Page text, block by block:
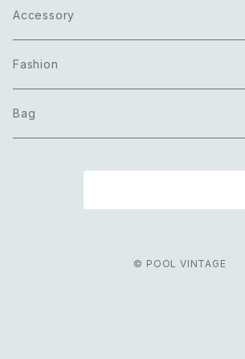
Accessory
Necklace
Pierce
Fashion
Tops
Bag
© POOL VINTAGE